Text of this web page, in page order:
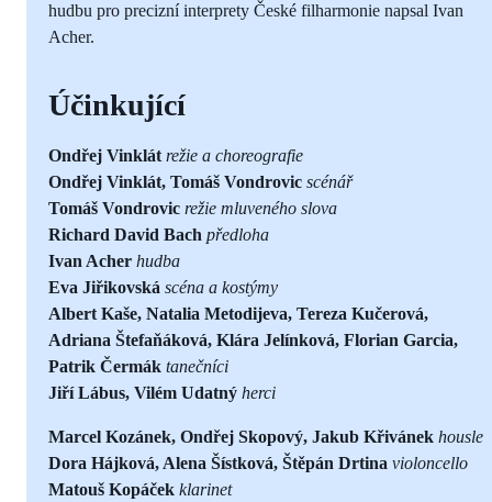
hudbu pro precizní interprety České filharmonie napsal Ivan
Acher.
Účinkující
Ondřej Vinklát režie a choreografie
Ondřej Vinklát, Tomáš Vondrovic scénář
Tomáš Vondrovic režie mluveného slova
Richard David Bach předloha
Ivan Acher hudba
Eva Jiřikovská scéna a kostýmy
Albert Kaše, Natalia Metodijeva, Tereza Kučerová,
Adriana Štefaňáková, Klára Jelínková, Florian Garcia,
Patrik Čermák tanečníci
Jiří Lábus, Vilém Udatný herci
Marcel Kozánek, Ondřej Skopový, Jakub Křivánek housle
Dora Hájková, Alena Šístková, Štěpán Drtina violoncello
Matouš Kopáček klarinet